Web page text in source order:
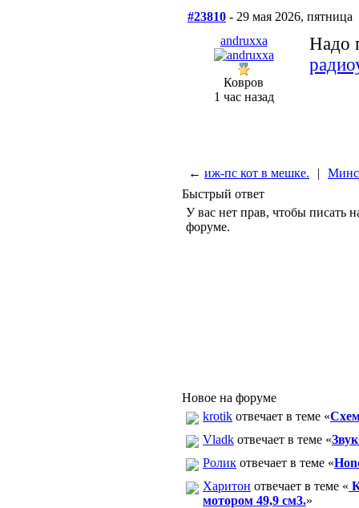
#23810 - 29 мая 2026, пятница
andruxxa
Ковров
1 час назад
Надо
← иж-пс кот в мешке. |
Быстрый ответ
У вас нет прав, чтобы писать
форуме.
Новое на форуме
krotik отвечает в теме «
Vladk отвечает в теме «
Ролик отвечает в теме «
Харитон отвечает в теме «
мотором 49,9 см3.»